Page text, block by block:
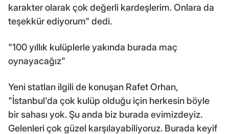
karakter olarak çok değerli kardeşlerim. Onlara da
teşekkür ediyorum" dedi.
"100 yıllık kulüplerle yakında burada maç
oynayacağız"
Yeni statları ilgili de konuşan Rafet Orhan,
"İstanbul'da çok kulüp olduğu için herkesin böyle
bir sahası yok. Şu anda biz burada evimizdeyiz.
Gelenleri çok güzel karşılayabiliyoruz. Burada keyif